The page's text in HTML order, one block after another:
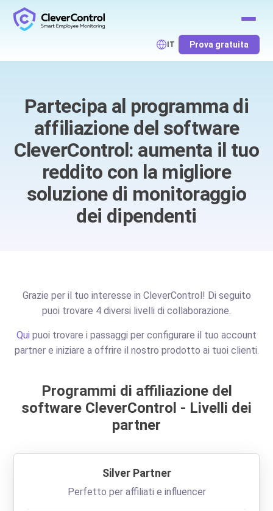
IT Prova gratuita
Partecipa al programma di
affiliazione del software
CleverControl: aumenta il tuo
reddito con la migliore
soluzione di monitoraggio
dei dipendenti
Grazie per il tuo interesse in CleverControl! Di seguito
puoi trovare 4 diversi livelli di collaborazione.
Qui puoi trovare i passaggi per configurare il tuo account
partner e iniziare a offrire il nostro prodotto ai tuoi clienti.
Programmi di affiliazione del
software CleverControl - Livelli dei
partner
Silver Partner
Perfetto per affiliati e influencer